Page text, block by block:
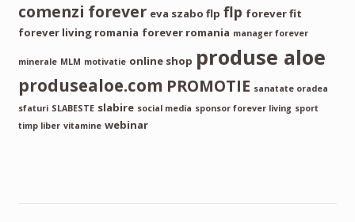
comenzi forever eva szabo flp flp forever fit
forever living romania forever romania manager forever
minerale MLM motivatie online shop produse aloe
produsealoe.com PROMOTIE sanatate oradea
sfaturi SLABESTE slabire social media sponsor forever living sport
timp liber vitamine webinar